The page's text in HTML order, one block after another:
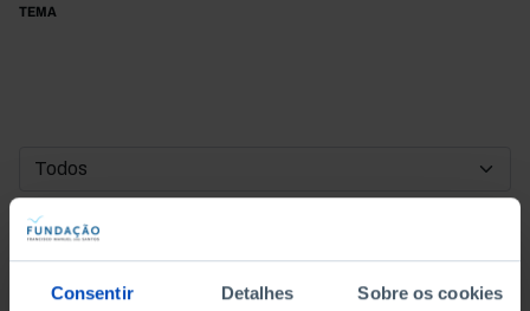
Consentir Detalhes Sobre os cookies
TEMA
DATA DE INÍCIO
DATA DE FIM